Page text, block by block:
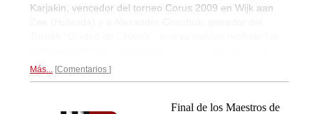
Karjakin, vencedor del torneo Corus 2009 en Wijk aan
Más... Comentarios
Final de los Maestros de